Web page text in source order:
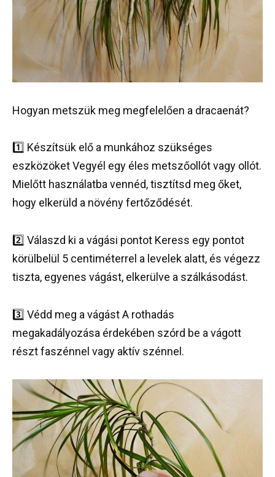
Hogyan metszük meg megfelelően a dracaenát?
1️⃣ Készítsük elő a munkához szükséges
eszközöket Vegyél egy éles metszőollót vagy ollót.
Mielőtt használatba vennéd, tisztítsd meg őket,
hogy elkerüld a növény fertőződését.
2️⃣ Válaszd ki a vágási pontot Keress egy pontot
körülbelül 5 centiméterrel a levelek alatt, és végezz
tiszta, egyenes vágást, elkerülve a szálkásodást.
3️⃣ Védd meg a vágást A rothadás
megakadályozása érdekében szórd be a vágott
részt faszénnel vagy aktív szénnel.